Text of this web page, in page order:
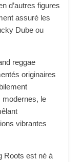
d’autres figures
assuré les
Dube ou
reggae
originaires
modernes, le
vibrantes
Roots est né à